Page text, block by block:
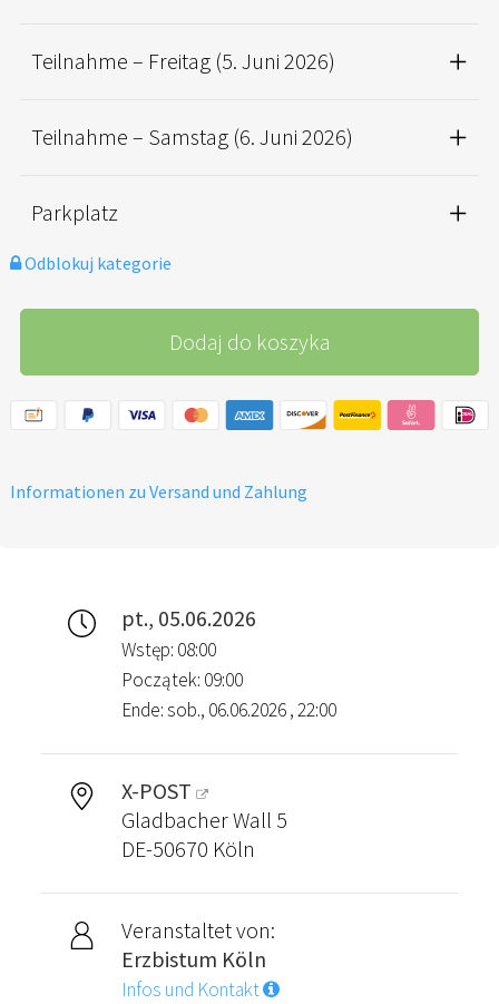
Teilnahme – Freitag (5. Juni 2026)
Teilnahme – Samstag (6. Juni 2026)
Parkplatz
Odblokuj kategorie
Dodaj do koszyka
Informationen zu Versand und Zahlung
pt., 05.06.2026
Wstęp: 08:00
Początek: 09:00
Ende: sob., 06.06.2026 , 22:00
X-POST
Gladbacher Wall 5
DE-50670 Köln
Veranstaltet von:
Erzbistum Köln
Infos und Kontakt